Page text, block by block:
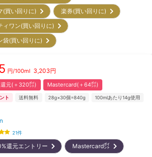
(買い回りに)
楽券(買い回りに)
ィワン(買い回りに)
袋(買い回りに)
円/100ml 3,203円
元(＋320㌽) Mastercard(＋64㌽)
ト 送料無料 28g×30個=840g 100mlあたり14g使用
21件
還元エントリー Mastercard㌽